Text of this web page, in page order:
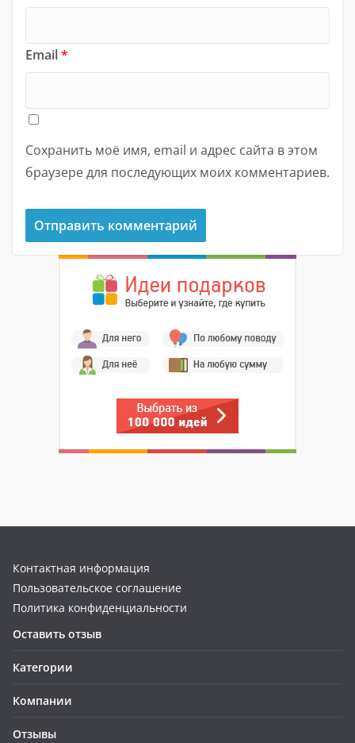
Email*
Сохранить моё имя, email и адрес сайта в этом
браузере для последующих моих комментариев.
Контактная информация
Пользовательское соглашение
Политика конфиденциальности
Оставить отзыв
Категории
Компании
Отзывы